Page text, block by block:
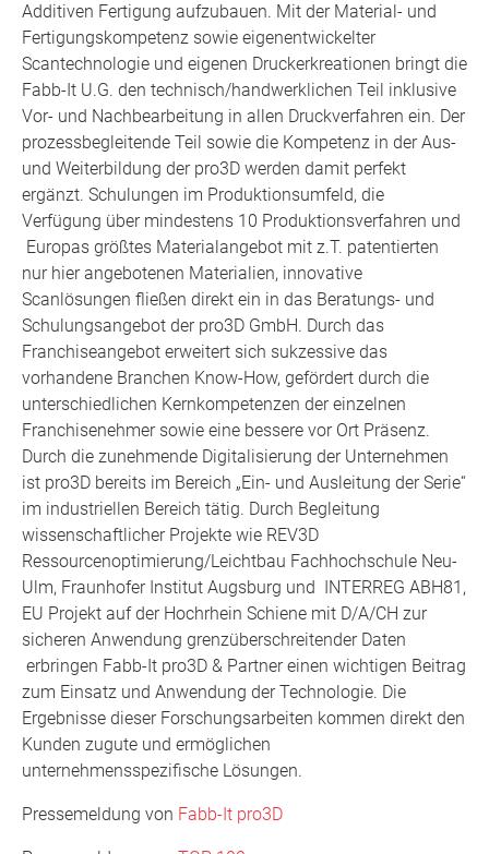
Additiven Fertigung aufzubauen. Mit der Material- und
Fertigungskompetenz sowie eigenentwickelter
Scantechnologie und eigenen Druckerkreationen bringt die
Fabb-It U.G. den technisch/handwerklichen Teil inklusive
Vor- und Nachbearbeitung in allen Druckverfahren ein. Der
prozessbegleitende Teil sowie die Kompetenz in der Aus-
und Weiterbildung der pro3D werden damit perfekt
ergänzt. Schulungen im Produktionsumfeld, die
Verfügung über mindestens 10 Produktionsverfahren und
Europas größtes Materialangebot mit z.T. patentierten
nur hier angebotenen Materialien, innovative
Scanlösungen fließen direkt ein in das Beratungs- und
Schulungsangebot der pro3D GmbH. Durch das
Franchiseangebot erweitert sich sukzessive das
vorhandene Branchen Know-How, gefördert durch die
unterschiedlichen Kernkompetenzen der einzelnen
Franchisenehmer sowie eine bessere vor Ort Präsenz.
Durch die zunehmende Digitalisierung der Unternehmen
ist pro3D bereits im Bereich „Ein- und Ausleitung der Serie“
im industriellen Bereich tätig. Durch Begleitung
wissenschaftlicher Projekte wie REV3D
Ressourcenoptimierung/Leichtbau Fachhochschule Neu-
Ulm, Fraunhofer Institut Augsburg und INTERREG ABH81,
EU Projekt auf der Hochrhein Schiene mit D/A/CH zur
sicheren Anwendung grenzüberschreitender Daten
erbringen Fabb-It pro3D & Partner einen wichtigen Beitrag
zum Einsatz und Anwendung der Technologie. Die
Ergebnisse dieser Forschungsarbeiten kommen direkt den
Kunden zugute und ermöglichen
unternehmensspezifische Lösungen.
Pressemeldung von Fabb-It pro3D